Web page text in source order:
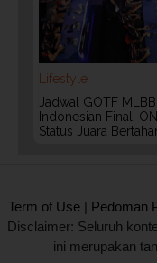
Lifestyle
Jadwal GOTF
Indonesian Final,
Status Juara
Term of Use | Pedoman
Disclaimer: Seluruh
ini merupakan